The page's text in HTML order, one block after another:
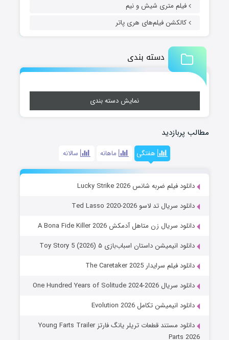
فیلم متری شیش و نیم
کالکشن فیلم‌های هری پاتر
دسته بندی
نمایش دسته بندی
مطالب پربازدید
هفتگی ماهانه سالانه
دانلود فیلم ضربه شانس Lucky Strike 2026
دانلود سریال تد لاسو Ted Lasso 2020-2026
دانلود سریال زن متاهل آدمکش A Bona Fide Killer 2026
دانلود انیمیشن داستان اسباب‌بازی ۵ Toy Story 5 (2026)
دانلود فیلم سرایدار The Caretaker 2025
دانلود سریال One Hundred Years of Solitude 2024-2026
دانلود انیمیشن تکامل Evolution 2026
دانلود مستند قطعات تریلر یانگ فارتز Young Farts Trailer
Parts 2026